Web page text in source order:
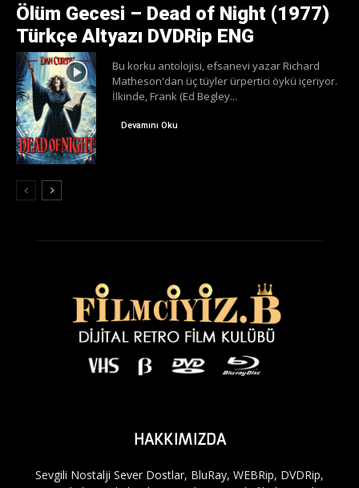
Ölüm Gecesi – Dead of Night (1977)
Türkçe Altyazı DVDRip ENG
Bu korku antolojisi, efsanevi yazar Richard
Matheson'dan üç tüyler ürpertici öykü içeriyor.
İlkinde, Frank (Ed Begley...
Devamını Oku
HAKKIMIZDA
Sevgili Nostalji Sever Dostlar, BluRay, WEBRip, DVDRip,